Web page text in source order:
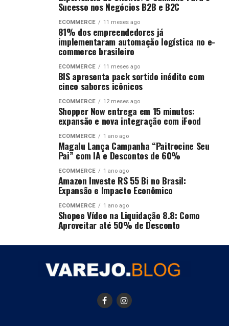
Sucesso nos Negócios B2B e B2C
ECOMMERCE 11 meses ago
81% dos empreendedores já
implementaram automação logística no e-
commerce brasileiro
ECOMMERCE 11 meses ago
BIS apresenta pack sortido inédito com
cinco sabores icônicos
ECOMMERCE 12 meses ago
Shopper Now entrega em 15 minutos:
expansão e nova integração com iFood
ECOMMERCE 1 ano ago
Magalu Lança Campanha “Paitrocine Seu
Pai” com IA e Descontos de 60%
ECOMMERCE 1 ano ago
Amazon Investe R$ 55 Bi no Brasil:
Expansão e Impacto Econômico
ECOMMERCE 1 ano ago
Shopee Vídeo na Liquidação 8.8: Como
Aproveitar até 50% de Desconto